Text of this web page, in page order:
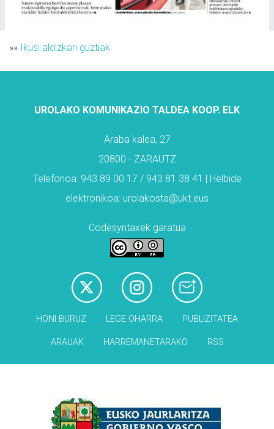
»» Ikusi aldizkari guztiak
UROLAKO KOMUNIKAZIO TALDEA KOOP. ELK
Araba kalea, 27
20800 - ZARAUTZ
Telefonoa: 943 89 00 17 / 943 81 38 41 | Helbide
elektronikoa: urolakosta@ukt.eus
Codesyntaxek garatua
HONI BURUZ LEGE OHARRA PUBLIZITATEA
ARAUAK HARREMANETARAKO RSS